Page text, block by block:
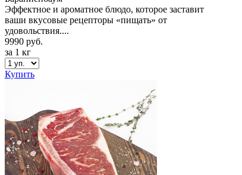
Эффектное и ароматное блюдо, которое заставит
ваши вкусовые рецепторы «пищать» от
удовольствия....
9990 руб.
за 1 кг
Купить